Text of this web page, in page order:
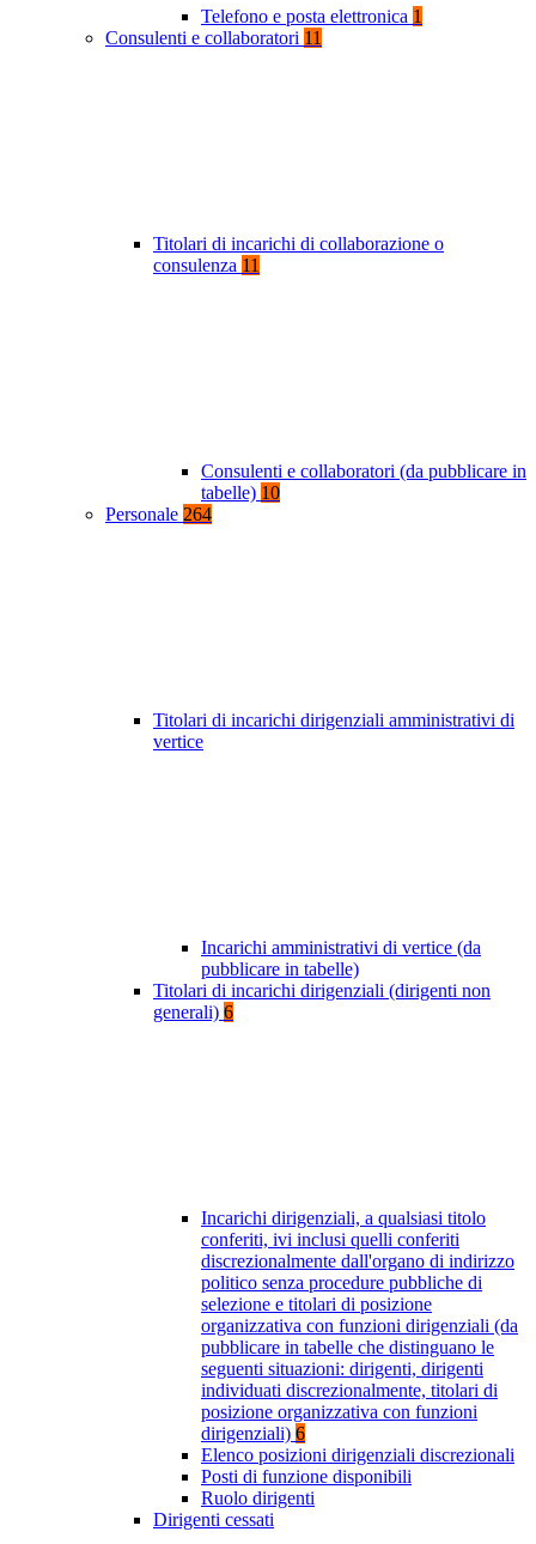
Telefono e posta elettronica 1
Consulenti e collaboratori 11
Titolari di incarichi di collaborazione o
consulenza 11
Consulenti e collaboratori (da pubblicare in
tabelle) 10
Personale 264
Titolari di incarichi dirigenziali amministrativi di
vertice
Incarichi amministrativi di vertice (da
pubblicare in tabelle)
Titolari di incarichi dirigenziali (dirigenti non
generali) 6
Incarichi dirigenziali, a qualsiasi titolo
conferiti, ivi inclusi quelli conferiti
discrezionalmente dall'organo di indirizzo
politico senza procedure pubbliche di
selezione e titolari di posizione
organizzativa con funzioni dirigenziali (da
pubblicare in tabelle che distinguano le
seguenti situazioni: dirigenti, dirigenti
individuati discrezionalmente, titolari di
posizione organizzativa con funzioni
dirigenziali) 6
Elenco posizioni dirigenziali discrezionali
Posti di funzione disponibili
Ruolo dirigenti
Dirigenti cessati